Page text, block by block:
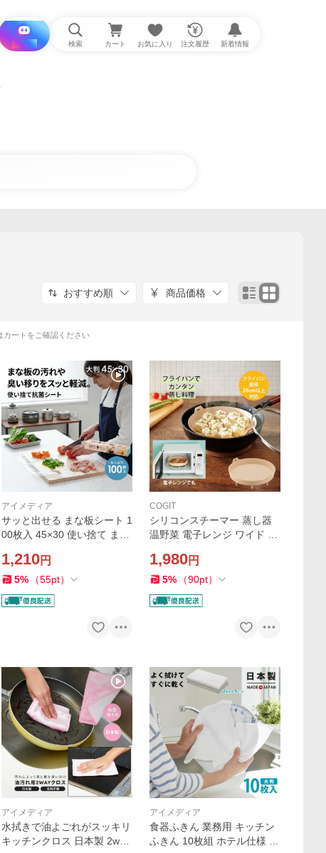
i と探す 検索 カート お気に入り 注文履歴 新着情報
おすすめ順 商品価格
カートをご確認ください
アイメディア
サッと出せる まな板シート 1
00枚入 45×30 使い捨て まな
減 肉 魚 ニオイ 色移り 臭い
移り 汚れ 防止 キャンプ アウ
1,210円
5% （55pt）
COGIT
シリコンスチーマー 蒸し器
温野菜 電子レンジ ワイド 2
理 ヘルシー 油カット 焼き芋
食洗機対応 コジット 大容量
1,980円
5% （90pt）
アイメディア
水拭きで油よごれがスッキリ
キッチンクロス 日本製 2way
アイメディア
食器ふきん 業務用 キッチン
ふきん 10枚組 ホテル仕様 食